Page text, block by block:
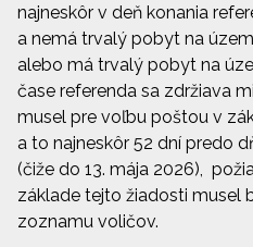
najneskôr v deň konania
a nemá trvalý pobyt na
alebo má trvalý pobyt na
čase referenda sa zdržiava
musel pre voľbu poštou v
a to najneskôr 52 dní predo
(čiže do 13. mája 2026),
základe tejto žiadosti musel
zoznamu voličov.